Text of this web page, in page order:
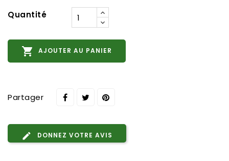
Quantité
 AJOUTER AU PANIER
Partager
DONNEZ VOTRE AVIS